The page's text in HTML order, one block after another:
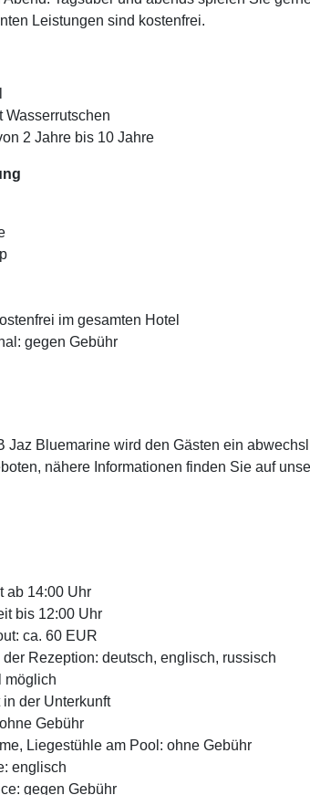
Leistungen sind kostenfrei.
Wasserrutschen
2 Jahre bis 10 Jahre
im gesamten Hotel
gegen Gebühr
Jaz Bluemarine wird den Gästen ein
nähere Informationen finden Sie auf
ab 14:00 Uhr
bis 12:00 Uhr
ca. 60 EUR
Rezeption: deutsch, englisch, russisch
möglich
der Unterkunft
Gebühr
Liegestühle am Pool: ohne Gebühr
englisch
gegen Gebühr